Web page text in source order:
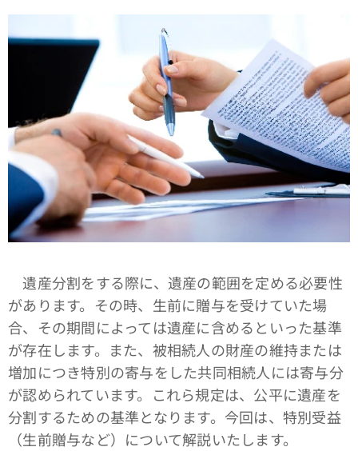
遺産分割をする際に、遺産の範囲を定める必要性
があります。その時、生前に贈与を受けていた場
合、その期間によっては遺産に含めるといった基準
が存在します。また、被相続人の財産の維持または
増加につき特別の寄与をした共同相続人には寄与分
が認められています。これら規定は、公平に遺産を
分割するための基準となります。今回は、特別受益
（生前贈与など）について解説いたします。